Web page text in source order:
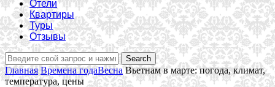
Отели
Квартиры
Туры
Отзывы
Главная Времена годаВесна Вьетнам в марте: погода, климат,
температура, цены